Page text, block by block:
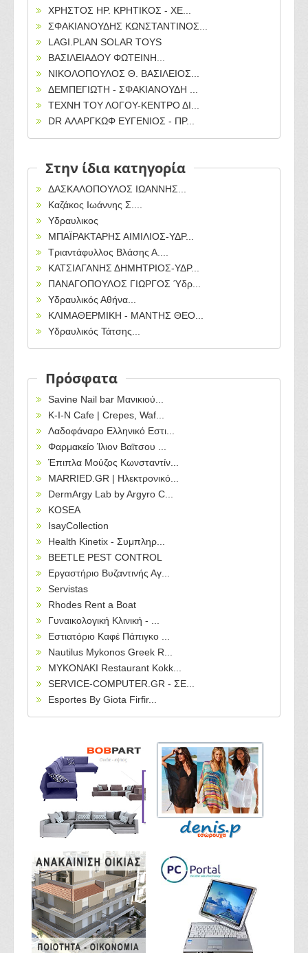
ΧΡΗΣΤΟΣ ΗΡ. ΚΡΗΤΙΚΟΣ - ΧΕ...
ΣΦΑΚΙΑΝΟΥΔΗΣ ΚΩΝΣΤΑΝΤΙΝΟΣ...
LAGI.PLAN SOLAR TOYS
ΒΑΣΙΛΕΙΑΔΟΥ ΦΩΤΕΙΝΗ...
ΝΙΚΟΛΟΠΟΥΛΟΣ Θ. ΒΑΣΙΛΕΙΟΣ...
ΔΕΜΠΕΓΙΩΤΗ - ΣΦΑΚΙΑΝΟΥΔΗ ...
ΤΕΧΝΗ ΤΟΥ ΛΟΓΟΥ-ΚΕΝΤΡΟ ΔΙ...
DR ΑΛΑΡΓΚΩΦ ΕΥΓΕΝΙΟΣ - ΠΡ...
Στην ίδια κατηγορία
ΔΑΣΚΑΛΟΠΟΥΛΟΣ ΙΩΑΝΝΗΣ...
Καζάκος Ιωάννης Σ....
Υδραυλικος
ΜΠΑΪΡΑΚΤΑΡΗΣ ΑΙΜΙΛΙΟΣ-ΥΔΡ...
Τριαντάφυλλος Βλάσης Α....
ΚΑΤΣΙΑΓΑΝΗΣ ΔΗΜΗΤΡΙΟΣ-ΥΔΡ...
ΠΑΝΑΓΟΠΟΥΛΟΣ ΓΙΩΡΓΟΣ Ύδρ...
Υδραυλικός Αθήνα...
ΚΛΙΜΑΘΕΡΜΙΚΗ - ΜΑΝΤΗΣ ΘΕΟ...
Υδραυλικός Τάτσης...
Πρόσφατα
Savine Nail bar Μανικιού...
Κ-Ι-Ν Cafe | Crepes, Waf...
Λαδοφάναρο Ελληνικό Εστι...
Φαρμακείο Ίλιον Βαϊτσου ...
Έπιπλα Μούζος Κωνσταντίν...
MARRIED.GR | Ηλεκτρονικό...
DermArgy Lab by Argyro C...
KOSEA
IsayCollection
Health Kinetix - Συμπληρ...
BEETLE PEST CONTROL
Εργαστήριο Βυζαντινής Αγ...
Servistas
Rhodes Rent a Boat
Γυναικολογική Κλινική - ...
Εστιατόριο Καφέ Πάπιγκο ...
Nautilus Mykonos Greek R...
MYKONAKI Restaurant Kokk...
SERVICE-COMPUTER.GR - ΣΕ...
Esportes By Giota Firfir...